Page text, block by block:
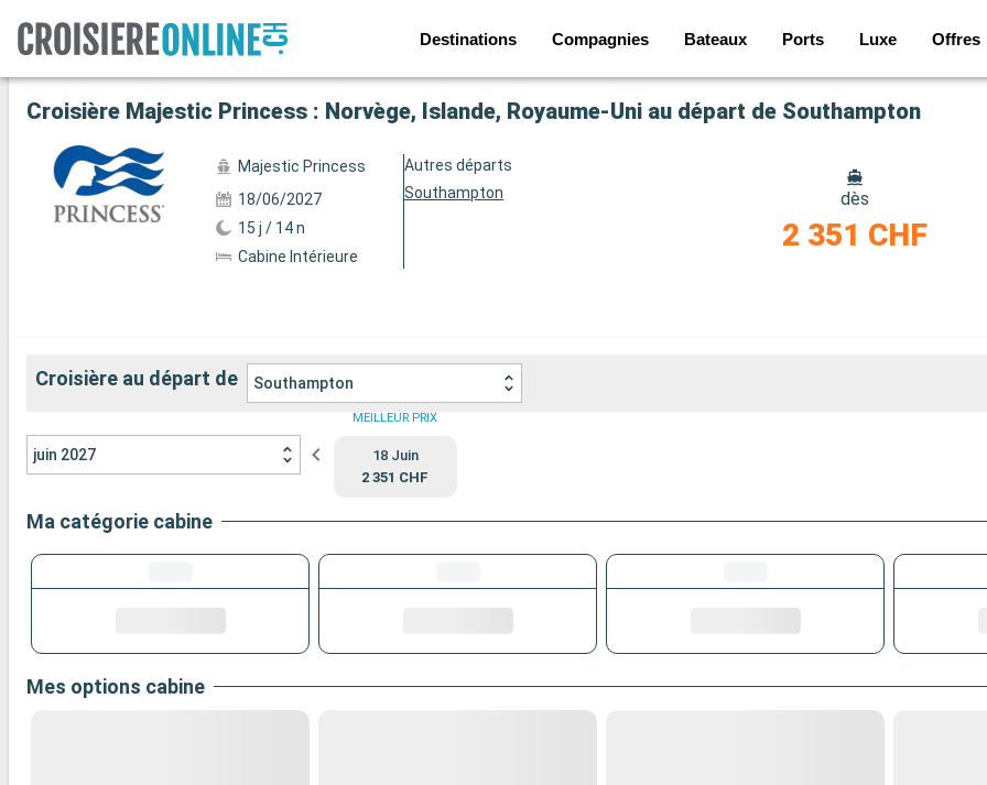
Destinations Compagnies Bateaux Ports Luxe Offres
Voir les 42 autres photos
Croisière Majestic Princess : Norvège, Islande, Royaume-Uni au départ de Southampton
Majestic Princess
18/06/2027
15 j / 14 n
Cabine Intérieure
Autres départs
Southampton
dès
2 351 CHF
Croisière au départ de Southampton
juin 2027
MEILLEUR PRIX
18 Juin
2 351 CHF
Ma catégorie cabine
Mes options cabine